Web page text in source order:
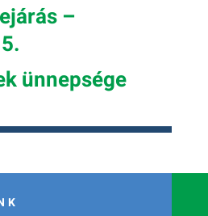
–
ünnepsége